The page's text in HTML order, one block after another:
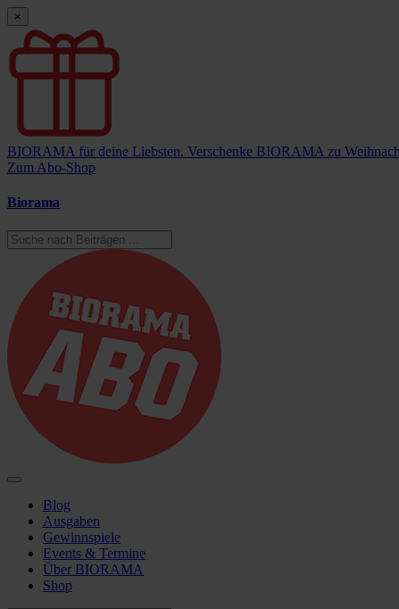
×
BIORAMA für deine Liebsten. Verschenke BIORAMA zu
Zum Abo-Shop
Biorama
Blog
Ausgaben
Gewinnspiele
Events & Termine
Über BIORAMA
Shop